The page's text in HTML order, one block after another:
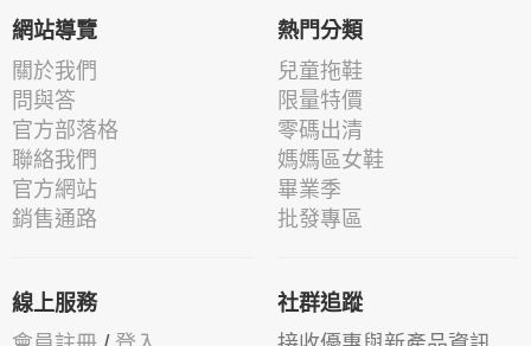
網站導覽
關於我們
問與答
官方部落格
聯絡我們
官方網站
銷售通路
熱門分類
兒童拖鞋
限量特價
零碼出清
媽媽區女鞋
畢業季
批發專區
線上服務 社群追蹤